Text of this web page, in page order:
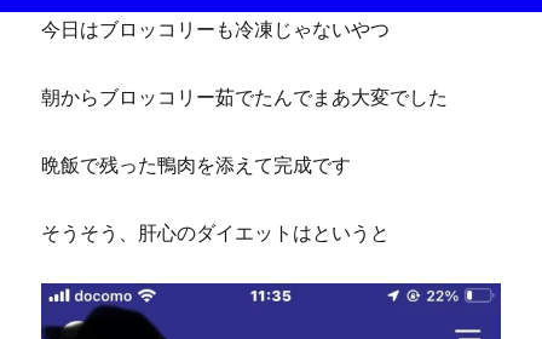
今日はブロッコリーも冷凍じゃないやつ
朝からブロッコリー茹でたんでまあ大変でした
晩飯で残った鴨肉を添えて完成です
そうそう、肝心のダイエットはというと